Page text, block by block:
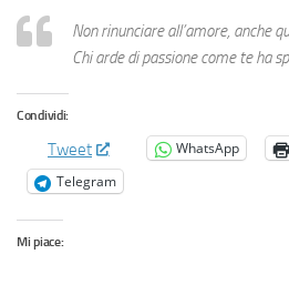
Non rinunciare all’amore, anche
Chi arde di passione come te ha
Condividi:
Tweet WhatsApp
Telegram
Mi piace: